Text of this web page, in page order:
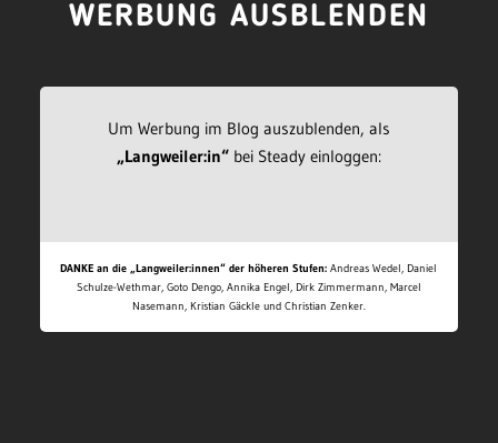
WERBUNG AUSBLENDEN
Um Werbung im Blog auszublenden, als
„Langweiler:in“bei Steady einloggen:
DANKE an die „Langweiler:innen“ der höheren Stufen: Andreas Wedel, Daniel
Schulze-Wethmar, Goto Dengo, Annika Engel, Dirk Zimmermann, Marcel
Nasemann, Kristian Gäckle und Christian Zenker.